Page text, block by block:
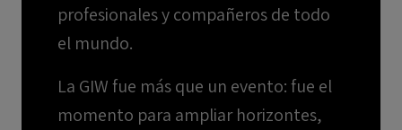
profesionales y compañeros de todo
el mundo.
La GIW fue más que un evento: fue el
momento para ampliar horizontes,